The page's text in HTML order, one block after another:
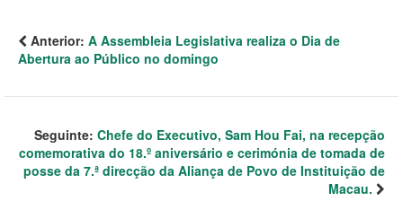
Anterior: A Assembleia Legislativa realiza o Dia de
Abertura ao Público no domingo
Seguinte: Chefe do Executivo, Sam Hou Fai, na recepção
comemorativa do 18.º aniversário e cerimónia de tomada de
posse da 7.ª direcção da Aliança de Povo de Instituição de
Macau.